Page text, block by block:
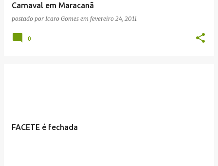
Carnaval em Maracanã
postado por Icaro Gomes em fevereiro 24, 2011
0
FACETE é fechada